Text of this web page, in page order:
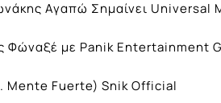
Αγαπώ Σημαίνει Universal
Φώναξέ με Panik Entertainment
Mente Fuerte) Snik Official